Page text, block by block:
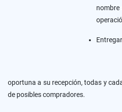
oportuna a su recepción, todas y
de posibles compradores.